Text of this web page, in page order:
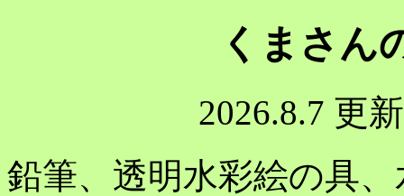
くまさん
2026.8.7 更
鉛筆、透明水彩絵の具